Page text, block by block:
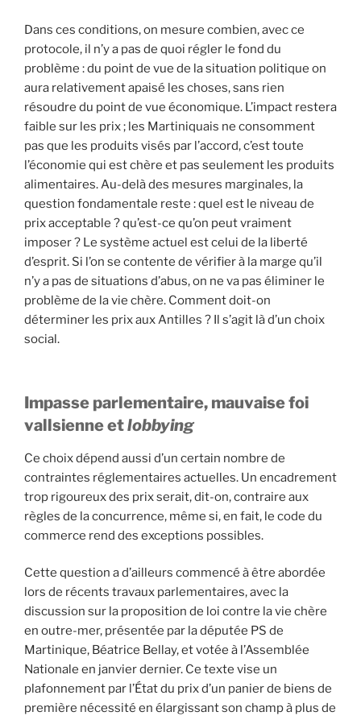
Dans ces conditions, on mesure combien, avec ce
protocole, il n’y a pas de quoi régler le fond du
problème : du point de vue de la situation politique on
aura relativement apaisé les choses, sans rien
résoudre du point de vue économique. L’impact restera
faible sur les prix ; les Martiniquais ne consomment
pas que les produits visés par l’accord, c’est toute
l’économie qui est chère et pas seulement les produits
alimentaires. Au-delà des mesures marginales, la
question fondamentale reste : quel est le niveau de
prix acceptable ? qu’est-ce qu’on peut vraiment
imposer ? Le système actuel est celui de la liberté
d’esprit. Si l’on se contente de vérifier à la marge qu’il
n’y a pas de situations d’abus, on ne va pas éliminer le
problème de la vie chère. Comment doit-on
déterminer les prix aux Antilles ? Il s’agit là d’un choix
social.
Impasse parlementaire, mauvaise foi
vallsienne etlobbying
Ce choix dépend aussi d’un certain nombre de
contraintes réglementaires actuelles. Un encadrement
trop rigoureux des prix serait, dit-on, contraire aux
règles de la concurrence, même si, en fait, le code du
commerce rend des exceptions possibles.
Cette question a d’ailleurs commencé à être abordée
lors de récents travaux parlementaires, avec la
discussion sur la proposition de loi contre la vie chère
en outre-mer, présentée par la députée PS de
Martinique, Béatrice Bellay, et votée à l’Assemblée
Nationale en janvier dernier. Ce texte vise un
plafonnement par l’État du prix d’un panier de biens de
première nécessité en élargissant son champ à plus de